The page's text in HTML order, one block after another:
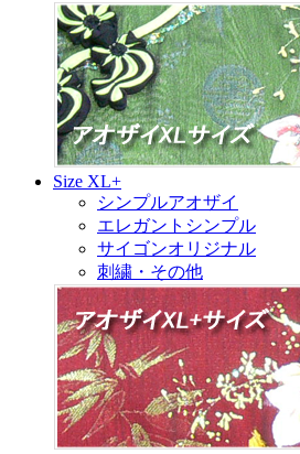
Size XL+
シンプルアオザイ
エレガントシンプル
サイゴンオリジナル
刺繍・その他